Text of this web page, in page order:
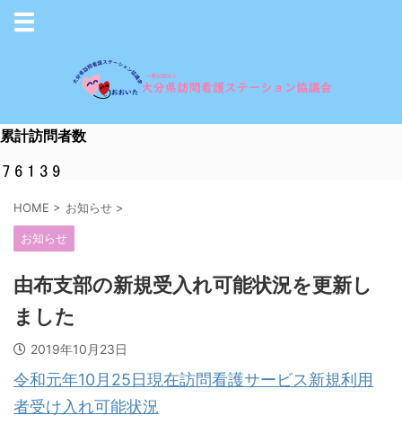
累計訪問者数
HOME > お知らせ >
お知らせ
由布支部の新規受入れ可能状況を更新し
ました
2019年10月23日
令和元年10月25日現在訪問看護サービス新規利用
者受け入れ可能状況